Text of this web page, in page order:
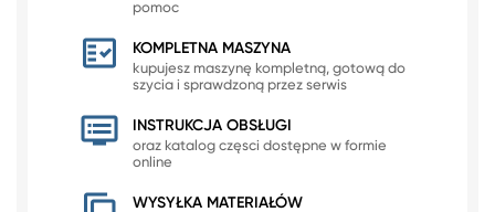
pomoc
KOMPLETNA MASZYNA
kupujesz maszynę kompletną, gotową do
szycia i sprawdzoną przez serwis
INSTRUKCJA OBSŁUGI
oraz katalog częsci dostępne w formie
online
WYSYŁKA MATERIAŁÓW